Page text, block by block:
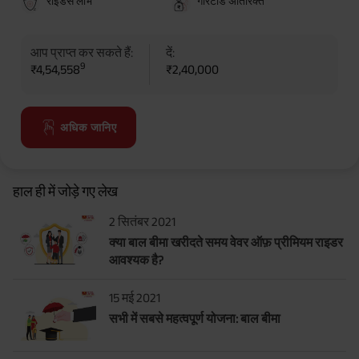
आप प्राप्त कर सकते हैं:
₹4,54,5589
दें:
₹2,40,000
अधिक जानिए
हाल ही में जोड़े गए लेख
2 सितंबर 2021
क्या बाल बीमा खरीदते समय वेवर ऑफ़ प्रीमियम राइडर
आवश्यक है?
15 मई 2021
सभी में सबसे महत्वपूर्ण योजना: बाल बीमा